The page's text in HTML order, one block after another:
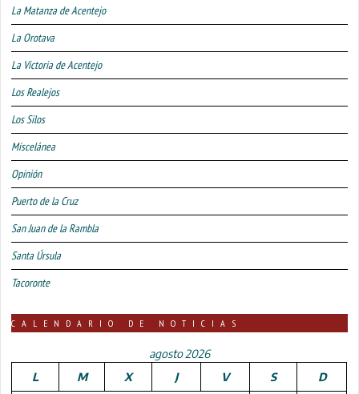
La Matanza de Acentejo
La Orotava
La Victoria de Acentejo
Los Realejos
Los Silos
Miscelánea
Opinión
Puerto de la Cruz
San Juan de la Rambla
Santa Úrsula
Tacoronte
CALENDARIO DE NOTICIAS
agosto 2026
L
M X J V S D